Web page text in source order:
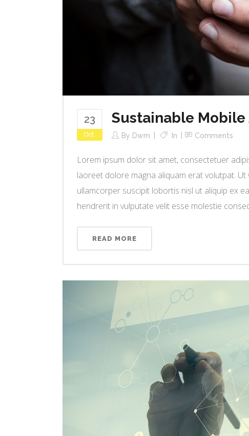
23
Oct
Sustainable Mobile
By Dwm In Comments
Lorem ipsum dolor sit amet, consectetuer
laoreet dolore magna aliquam erat volutpat.
ullamcorper suscipit lobortis nisl ut aliquip ex
hendrerit in vulputate velit esse molestie
READ MORE